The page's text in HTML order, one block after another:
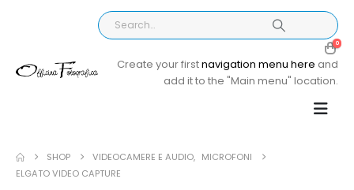
0
Create your firstnavigation menu here and
add it to the "Main menu" location.
SHOP VIDEOCAMERE E AUDIO, MICROFONI
ELGATO VIDEO CAPTURE